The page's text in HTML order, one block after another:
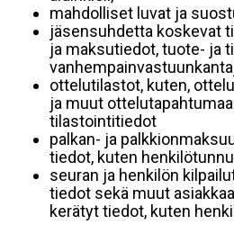
mahdolliset luvat ja
jäsensuhdetta koskevat
ja maksutiedot, tuote- ja
ottelutilastot, kuten,
ja muut
tilastointitiedot
palkan- ja
tiedot, kuten
seuran ja henkilön
tiedot sekä muut
kerätyt tiedot, kuten